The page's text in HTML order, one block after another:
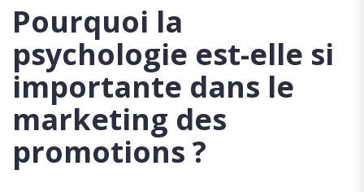
Pourquoi la
psychologie est-elle si
importante dans le
marketing des
promotions ?